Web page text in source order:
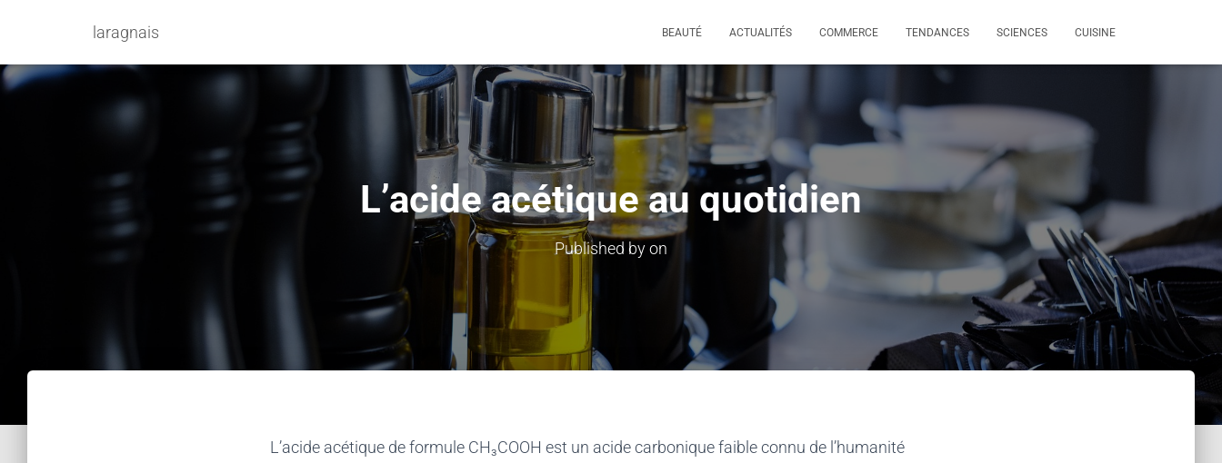
laragnais BEAUTÉ ACTUALITÉS COMMERCE TENDANCES SCIENCES CUISINE
L’acide acétique au quotidien
Published byon
L’acide acétique de formule CH₃COOH est un acide carbonique faible connu de l’humanité